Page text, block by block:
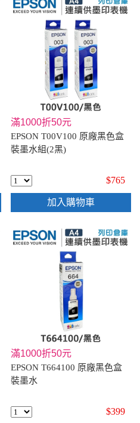
滿1000折50元
EPSON T00V100 原廠黑色盒
裝墨水組(2黑)
$765
加入購物車
滿1000折50元
EPSON T664100 原廠黑色盒
裝墨水
$399